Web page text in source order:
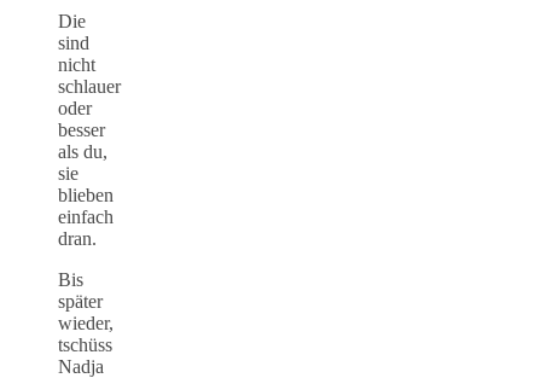
Die
sind
nicht
schlauer
oder
besser
als du,
sie
blieben
einfach
dran.
Bis
später
wieder,
tschüss
Nadja